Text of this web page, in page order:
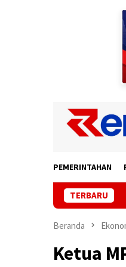
PEMERINTAHAN
TERBARU
Beranda
Ketua